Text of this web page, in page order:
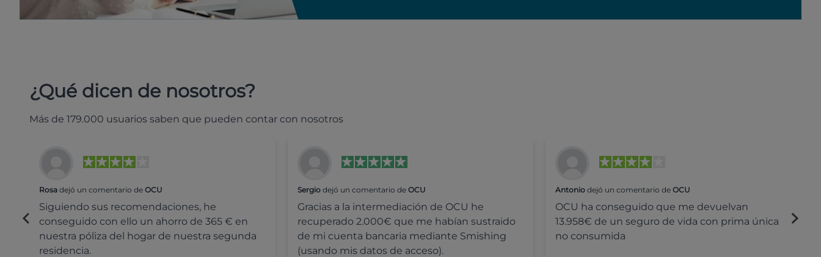
¿Qué dicen de nosotros?
Más de 179.000 usuarios saben que pueden contar con nosotros
Rosa dejó un comentario de OCU
Siguiendo sus recomendaciones, he
conseguido con ello un ahorro de 365 € en
nuestra póliza del hogar de nuestra segunda
residencia.
Sergiodejó un comentario de OCU
Gracias a la intermediación de OCU he
recuperado 2.000€ que me habían sustraido
de mi cuenta bancaria mediante Smishing
(usando mis datos de acceso).
Antonio dejó un comentario deOCU
OCU ha conseguido que me devuelvan
13.958€ de un seguro de vida con prima única
no consumida